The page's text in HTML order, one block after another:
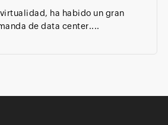
ha habido un gran
de data center....